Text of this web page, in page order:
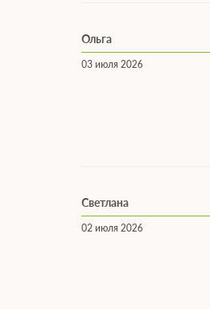
Ольга
03 июля 2026
Светлана
02 июля 2026